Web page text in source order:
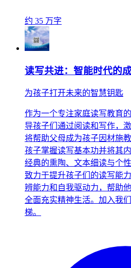
约 35 万字
读写共进：智能时代的
为孩子打开未来的智慧钥匙
作为一个专注家庭读写教育
导孩子们通过阅读和写作，
将帮助父母成为孩子因材施
孩子掌握读写基本功并将其
经典的熏陶、文本细读与个
致力于提升孩子们的读写能
辨能力和自我驱动力，帮助
全面充实精神生活。加入我
梯。